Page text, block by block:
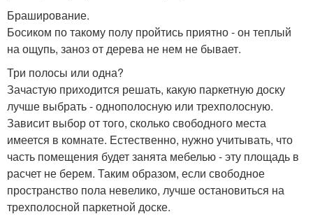
Браширование.
Босиком по такому полу пройтись приятно - он теплый
на ощупь, заноз от дерева не нем не бывает.
Три полосы или одна?
Зачастую приходится решать, какую паркетную доску
лучше выбрать - однополосную или трехполосную.
Зависит выбор от того, сколько свободного места
имеется в комнате. Естественно, нужно учитывать, что
часть помещения будет занята мебелью - эту площадь в
расчет не берем. Таким образом, если свободное
пространство пола невелико, лучше остановиться на
трехполосной паркетной доске.